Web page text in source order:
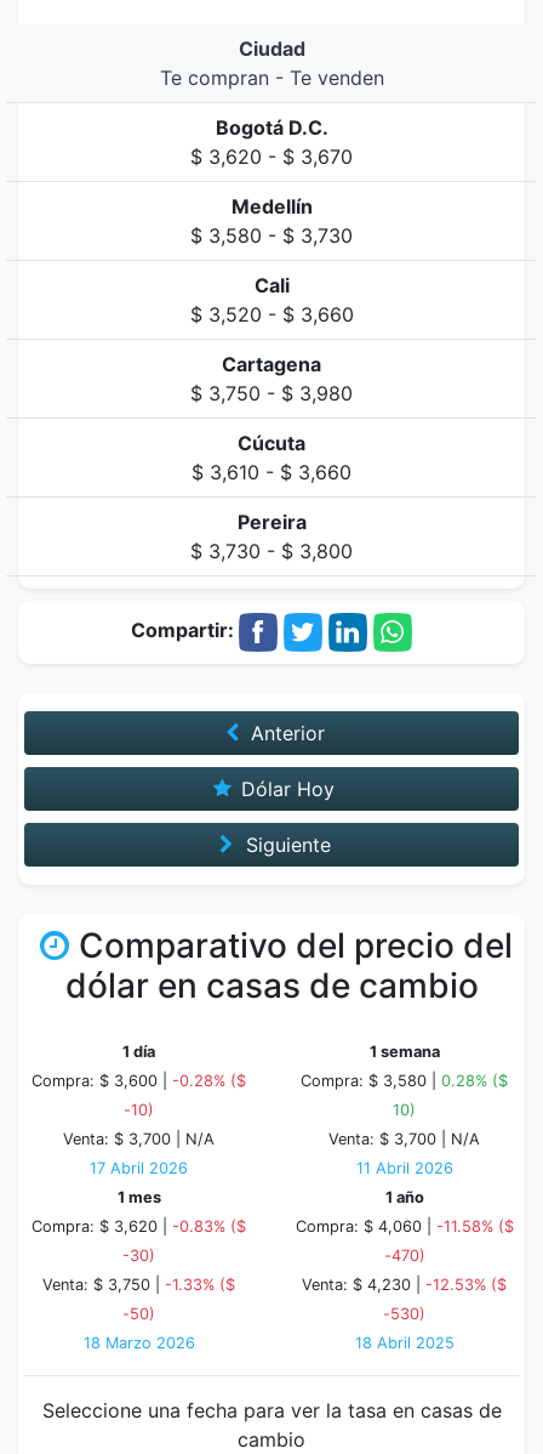
Ciudad
Te compran - Te venden
Bogotá D.C.
$ 3,620 - $ 3,670
Medellín
$ 3,580 - $ 3,730
Cali
$ 3,520 - $ 3,660
Cartagena
$ 3,750 - $ 3,980
Cúcuta
$ 3,610 - $ 3,660
Pereira
$ 3,730 - $ 3,800
Compartir:
Anterior
Dólar Hoy
Siguiente
Comparativo del precio del
dólar en casas de cambio
1 día
Compra: $ 3,600 | -0.28% ($
-10)
Venta: $ 3,700 | N/A
17 Abril 2026
1 semana
Compra: $ 3,580 | 0.28% ($
10)
Venta: $ 3,700 | N/A
11 Abril 2026
1 mes
Compra: $ 3,620 | -0.83% ($
-30)
Venta: $ 3,750 | -1.33% ($
-50)
18 Marzo 2026
1 año
Compra: $ 4,060 | -11.58% ($
-470)
Venta: $ 4,230 | -12.53% ($
-530)
18 Abril 2025
Seleccione una fecha para ver la tasa en casas de
cambio